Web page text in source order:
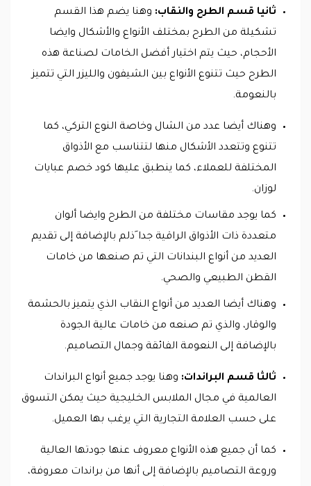
ثانيا قسم الطرح والنقاب: وهنا يضم هذا القسم
تشكيلة من الطرح بمختلف الأنواع والأشكال وايضا
الأحجام، حيث يتم اختيار أفضل الخامات لصناعة هذه
الطرح حيث تتنوع الأنواع بين الشيفون والليزر التي تتميز
بالنعومة.
وهناك أيضا عدد من الشال وخاصة النوع التركي، كما
تتنوع وتتعدد الأشكال منها لتتناسب مع الأذواق
المختلفة للعملاء، كما ينطبق عليها كود خصم عبايات
لوزان.
كما يوجد مقاسات مختلفة من الطرح وايضا ألوان
متعددة ذات الأذواق الراقية جدا َذلم بالإضافة إلى تقديم
العديد من أنواع البندانات التي تم صنعها من خامات
القطن الطبيعي والصحي.
وهناك أيضا العديد من أنواع النقاب الذي يتميز بالحشمة
والوقار، والذي تم صنعه من خامات عالية الجودة
بالإضافة إلى النعومة الفائقة وجمال التصاميم.
ثالثا قسم البراندات: وهنا يوجد جميع أنواع البراندات
العالمية في مجال الملابس الخليجية حيث يمكن التسوق
على حسب العلامة التجارية التي يرغب بها العميل.
كما أن جميع هذه الأنواع معروف عنها جودتها العالية
وروعة التصاميم بالإضافة إلى أنها من براندات معروفة،